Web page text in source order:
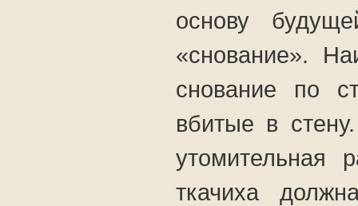
основу
«снование».
снование по
вбитые в
утомительная
ткачиха